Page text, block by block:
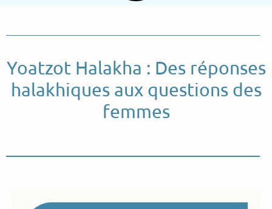
Yoatzot Halakha : Des réponses
halakhiques aux questions des
femmes